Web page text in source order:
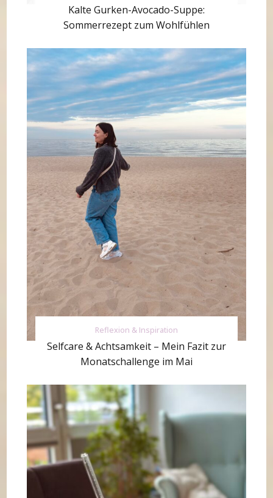
Kalte Gurken-Avocado-Suppe:
Sommerrezept zum Wohlfühlen
Reflexion & Inspiration
Selfcare & Achtsamkeit – Mein Fazit zur
Monatschallenge im Mai